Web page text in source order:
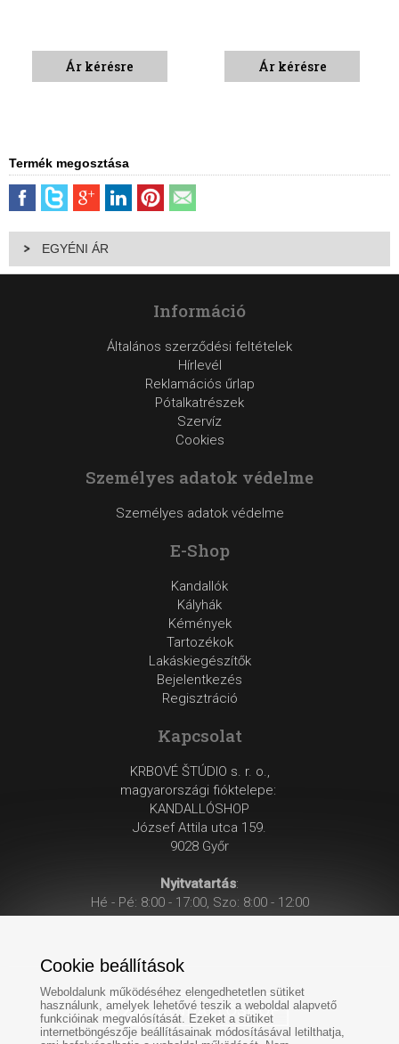
Ár kérésre Ár kérésre
Termék megosztása
EGYÉNI ÁR
Információ
Általános szerződési feltételek
Hírlevél
Reklamációs űrlap
Pótalkatrészek
Szervíz
Cookies
Személyes adatok védelme
Személyes adatok védelme
E-Shop
Kandallók
Kályhák
Kémények
Tartozékok
Lakáskiegészítők
Bejelentkezés
Regisztráció
Kapcsolat
KRBOVÉ ŠTÚDIO s. r. o.,
magyarországi fióktelepe:
KANDALLÓSHOP
József Attila utca 159.
9028 Győr
Nyitvatartás:
Hé - Pé: 8:00 - 17:00, Szo: 8:00 - 12:00
Cookie beállítások
Weboldalunk működéséhez elengedhetetlen sütiket
használunk, amelyek lehetővé teszik a weboldal alapvető
funkcióinak megvalósítását. Ezeket a sütiket
internetböngészője beállításainak módosításával letilthatja,